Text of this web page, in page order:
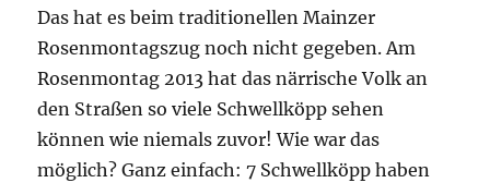
Das hat es beim traditionellen Mainzer
Rosenmontagszug noch nicht gegeben. Am
Rosenmontag 2013 hat das närrische Volk an
den Straßen so viele Schwellköpp sehen
können wie niemals zuvor! Wie war das
möglich? Ganz einfach: 7 Schwellköpp haben